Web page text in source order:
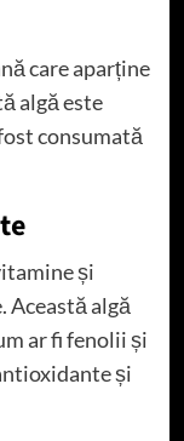
care aparține
algă este
consumată
și
Această algă
ar fi fenolii și
și